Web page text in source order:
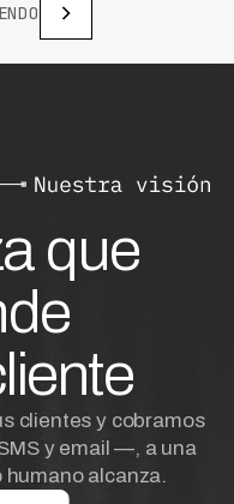
que
clientes y cobramos
y email —, a una
humano alcanza.